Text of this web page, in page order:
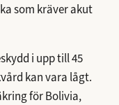
som kräver akut
i upp till 45
kan vara lågt.
för Bolivia,